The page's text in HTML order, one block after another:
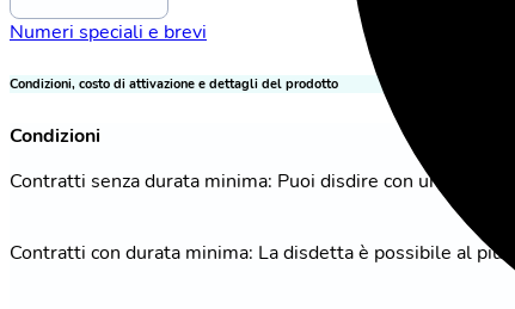
Numeri speciali e brevi
Condizioni, costo di attivazione e dettagli del prodotto
Condizioni
Contratti senza durata minima: Puoi disdire con un
Contratti con durata minima: La disdetta è possibile al